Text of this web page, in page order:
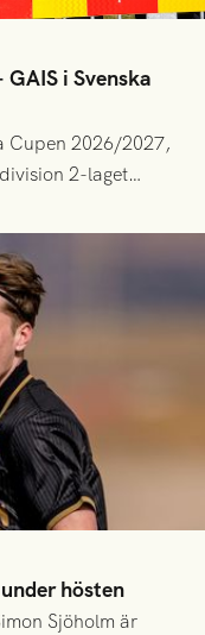
i Svenska
Cupen 2026/2027,
2-laget
på plats!
hösten
Sjöholm är